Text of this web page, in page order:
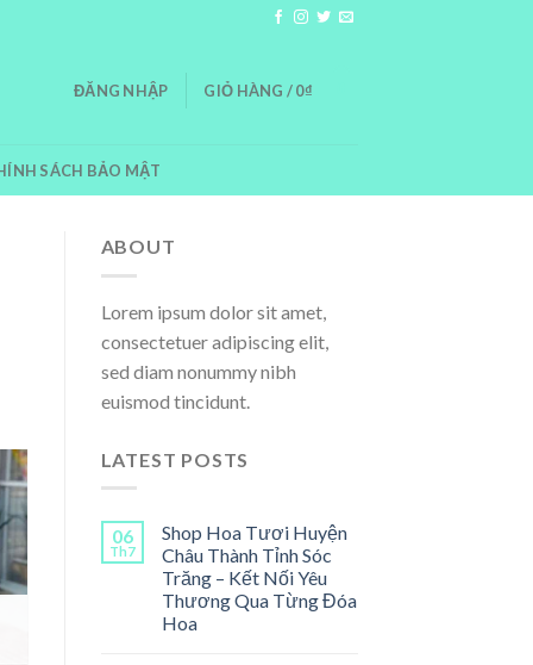
ĐĂNG NHẬP GIỎ HÀNG /0₫
SÁCH BẢO MẬT
ABOUT
Lorem ipsum dolor sit amet,
consectetuer adipiscing elit,
sed diam nonummy nibh
euismod tincidunt.
LATEST POSTS
06
Th7
Shop Hoa Tươi Huyện
Châu Thành Tỉnh Sóc
Trăng – Kết Nối Yêu
Thương Qua Từng Đóa
Hoa